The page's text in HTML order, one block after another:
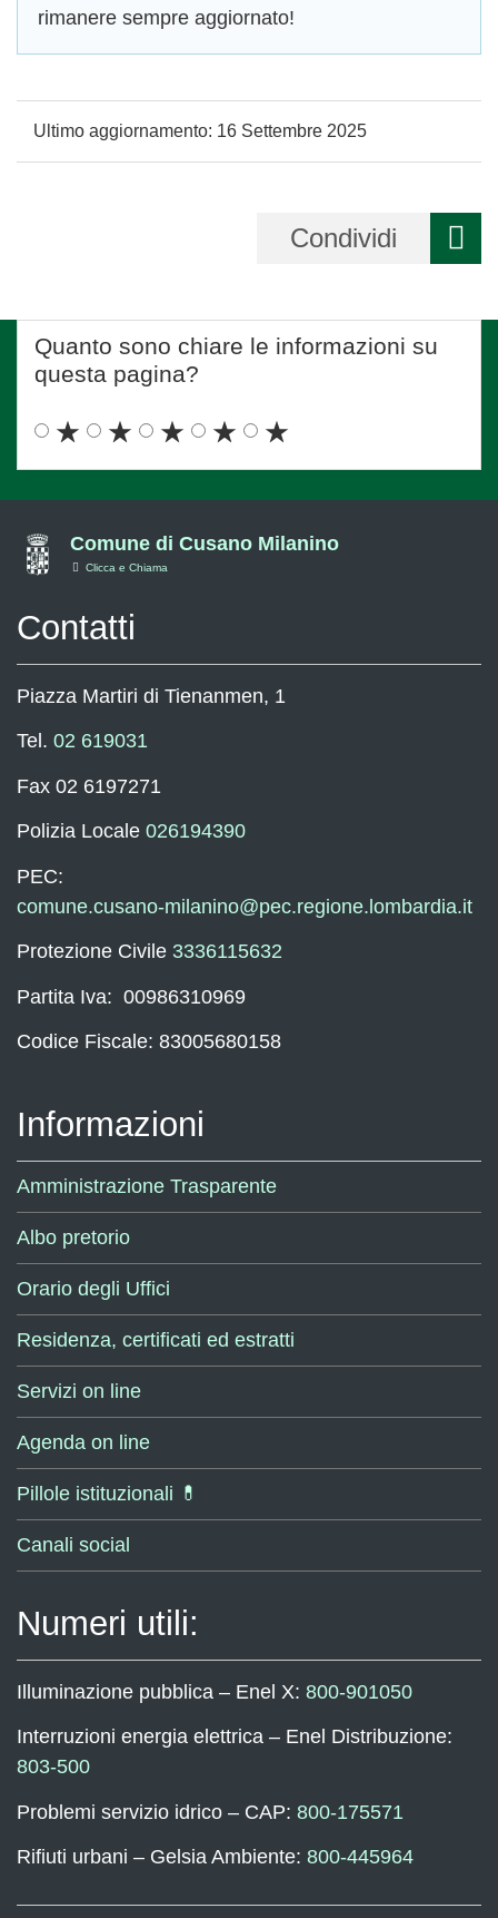
rimanere sempre aggiornato!
Ultimo aggiornamento: 16 Settembre 2025
Condividi
Quanto sono chiare le informazioni su
questa pagina?
5
su
4
su
3
su
2
su
1
su
Comune di Cusano Milanino
Clicca e Chiama
Contatti
Piazza Martiri di Tienanmen, 1
Tel. 02 619031
Fax 02 6197271
Polizia Locale 026194390
PEC:
comune.cusano-milanino@pec.regione.lombardia.it
Protezione Civile 3336115632
Partita Iva: 00986310969
Codice Fiscale: 83005680158
Informazioni
Amministrazione Trasparente
Albo pretorio
Orario degli Uffici
Residenza, certificati ed estratti
Servizi on line
Agenda on line
Pillole istituzionali 💊
Canali social
Numeri utili:
Illuminazione pubblica – Enel X: 800-901050
Interruzioni energia elettrica – Enel Distribuzione:
803-500
Problemi servizio idrico – CAP: 800-175571
Rifiuti urbani – Gelsia Ambiente: 800-445964